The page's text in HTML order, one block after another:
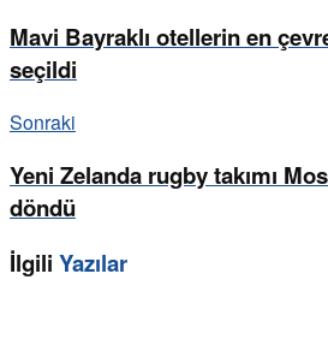
Mavi Bayraklı otellerin en
seçildi
Sonraki
Yeni Zelanda rugby takımı
döndü
İlgili Yazılar